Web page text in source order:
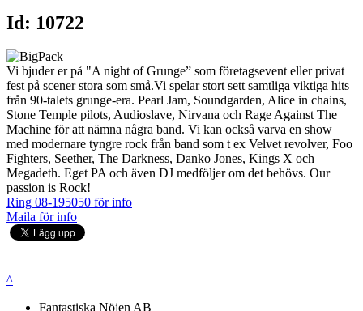
Id: 10722
Vi bjuder er på "A night of Grunge” som företagsevent eller privat
fest på scener stora som små.Vi spelar stort sett samtliga viktiga hits
från 90-talets grunge-era. Pearl Jam, Soundgarden, Alice in chains,
Stone Temple pilots, Audioslave, Nirvana och Rage Against The
Machine för att nämna några band. Vi kan också varva en show
med modernare tyngre rock från band som t ex Velvet revolver, Foo
Fighters, Seether, The Darkness, Danko Jones, Kings X och
Megadeth. Eget PA och även DJ medföljer om det behövs. Our
passion is Rock!
Ring 08-195050 för info
Maila för info
^
Fantastiska Nöjen AB